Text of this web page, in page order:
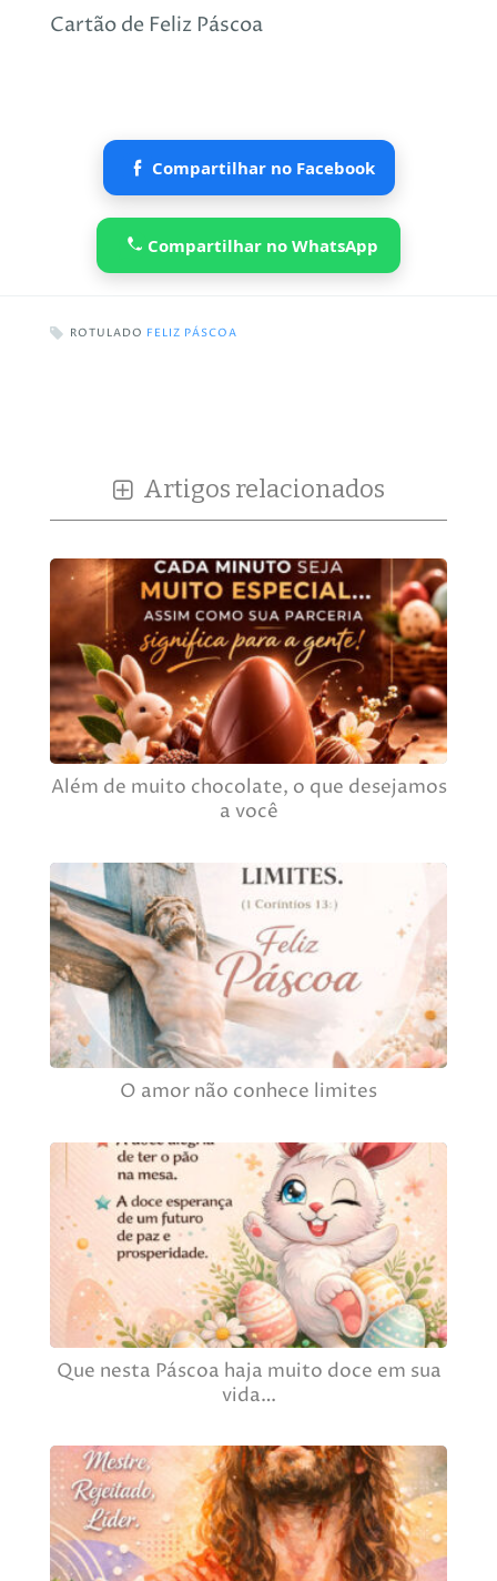
Cartão de Feliz Páscoa
Compartilhar no Facebook
Compartilhar no WhatsApp
ROTULADO FELIZ PÁSCOA
Artigos relacionados
Além de muito chocolate, o que desejamos
a você
O amor não conhece limites
Que nesta Páscoa haja muito doce em sua
vida…